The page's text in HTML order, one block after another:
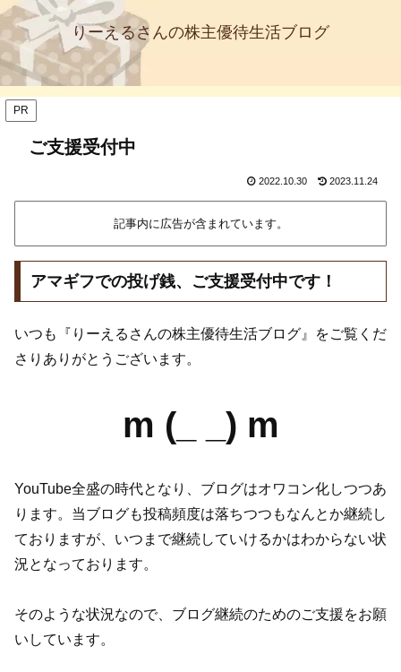
りーえるさんの株主優待生活ブログ
PR
ご支援受付中
2022.10.30 2023.11.24
記事内に広告が含まれています。
アマギフでの投げ銭、ご支援受付中です！
いつも『りーえるさんの株主優待生活ブログ』をご覧くだ
さりありがとうございます。
m (_ _) m
YouTube全盛の時代となり、ブログはオワコン化しつつあ
ります。当ブログも投稿頻度は落ちつつもなんとか継続し
ておりますが、いつまで継続していけるかはわからない状
況となっております。
そのような状況なので、ブログ継続のためのご支援をお願
いしています。